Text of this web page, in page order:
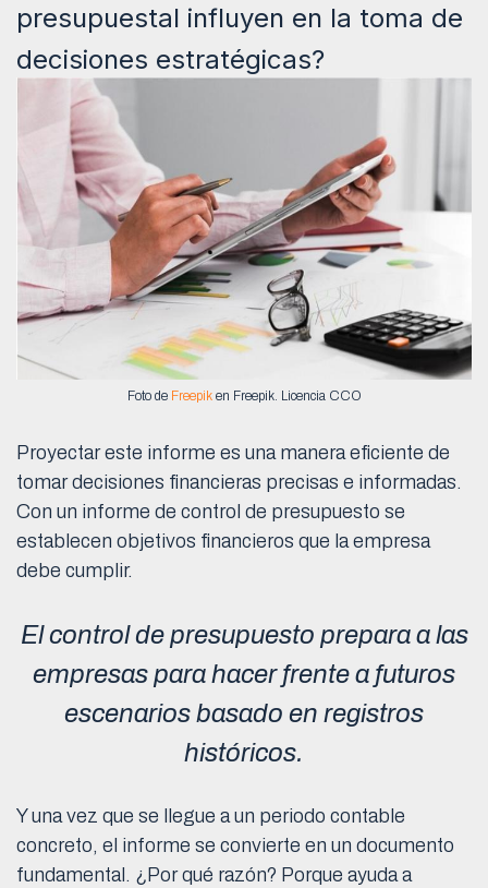
presupuestal influyen en la toma de
decisiones estratégicas?
Foto de Freepiken Freepik. Licencia CCO
Proyectar este informe es una manera eficiente de
tomar decisiones financieras precisas e informadas.
Con un informe de control de presupuesto se
establecen objetivos financieros que la empresa
debe cumplir.
El control de presupuesto prepara a las
empresas para hacer frente a futuros
escenarios basado en registros
históricos.
Y una vez que se llegue a un periodo contable
concreto, el informe se convierte en un documento
fundamental. ¿Por qué razón? Porque ayuda a